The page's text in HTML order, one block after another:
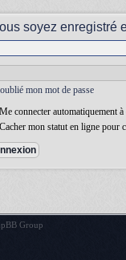
soyez
mon mot de passe
Me connecter automatiquement
Cacher mon statut en ligne pour
Group